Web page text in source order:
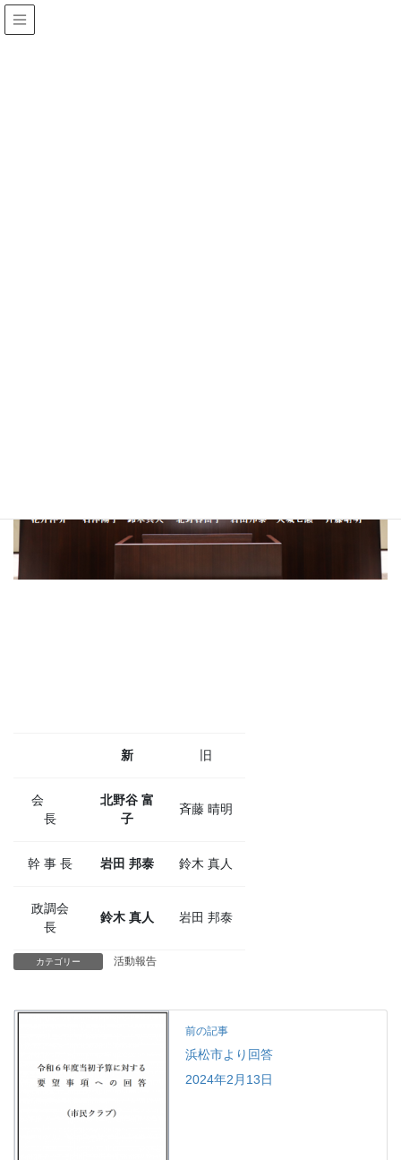
新 旧
会
長
北野谷 富
子
斉藤 晴明
幹 事 長 岩田 邦泰 鈴木 真人
政調会
長
鈴木 真人 岩田 邦泰
カテゴリー 活動報告
前の記事
浜松市より回答
2024年2月13日